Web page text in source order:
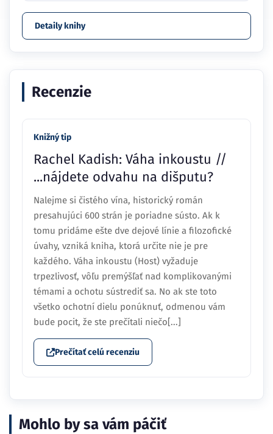
Detaily knihy
Recenzie
Knižný tip
Rachel Kadish: Váha inkoustu //
...nájdete odvahu na dišputu?
Nalejme si čistého vína, historický román
presahujúci 600 strán je poriadne sústo. Ak k
tomu pridáme ešte dve dejové línie a filozofické
úvahy, vzniká kniha, ktorá určite nie je pre
každého. Váha inkoustu (Host) vyžaduje
trpezlivosť, vôľu premýšľať nad komplikovanými
témami a ochotu sústrediť sa. No ak ste toto
všetko ochotní dielu ponúknuť, odmenou vám
bude pocit, že ste prečítali niečo[...]
Prečítať celú recenziu
Mohlo by sa vám páčiť